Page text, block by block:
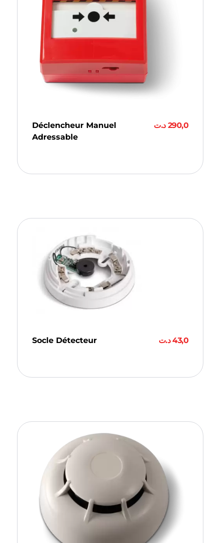
Déclencheur Manuel
Adressable
290,0 د.ت
Socle Détecteur 43,0 د.ت